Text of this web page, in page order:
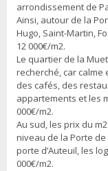
arrondissement de
Ainsi, autour de la
Hugo, Saint-Martin,
12 000€/m2.
Le quartier de la
recherché, car calme
des cafés, des
appartements et les
000€/m2.
Au sud, les prix du
niveau de la Porte
porte d’Auteuil, les
000€/m2.